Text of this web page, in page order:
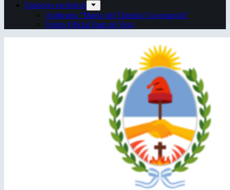
Espacios escénicos
Anfiteatro “Mario del Tránsito Cocomarola”
Teatro Oficial Juan de Vera